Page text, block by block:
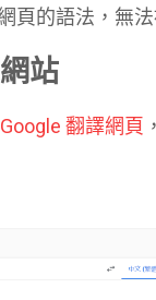
頁的語法，無
站
Google 翻譯網頁